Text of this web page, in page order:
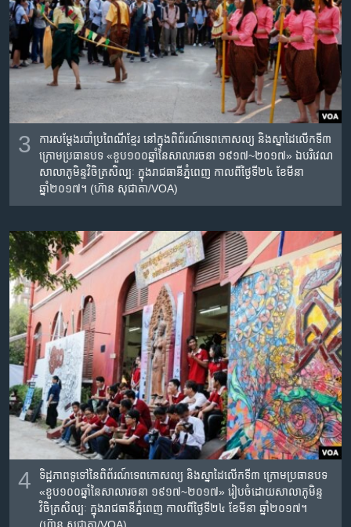
3
ការសម្តែងរបាំប្រពៃណីខ្មែរ នៅក្នុងពិព័រណ៍​ទេពកោសល្យ​ និង​ស្នាដៃ​លើក​ទី​៣​
ក្រោម​ប្រធានបទ​ «ខួប​១០០​ឆ្នាំ​នៃ​សាលា​រចនា​ ១៩១៧~២០១៧» ឯបរិវេណ
សាលា​ភូមិន្ទ​វិចិត្រ​សិល្បៈ​ ក្នុងរាជធានីភ្នំពេញ កាលពីថ្ងៃទី២៤ ខែមីនា
ឆ្នាំ២០១៧។ (ហ៊ាន សុជាតា/VOA)
4
ទិដ្ឋភាពទូទៅនៃពិព័រណ៍​ទេពកោសល្យ​ និង​ស្នាដៃ​លើក​ទី​៣​ ក្រោម​ប្រធានបទ​
«ខួប​១០០​ឆ្នាំ​នៃ​សាលា​រចនា​ ១៩១៧~២០១៧» រៀបចំដោយសាលា​ភូមិន្ទ​
វិចិត្រ​សិល្បៈ​ ក្នុងរាជធានីភ្នំពេញ កាលពីថ្ងៃទី២៤ ខែមីនា ឆ្នាំ២០១៧។